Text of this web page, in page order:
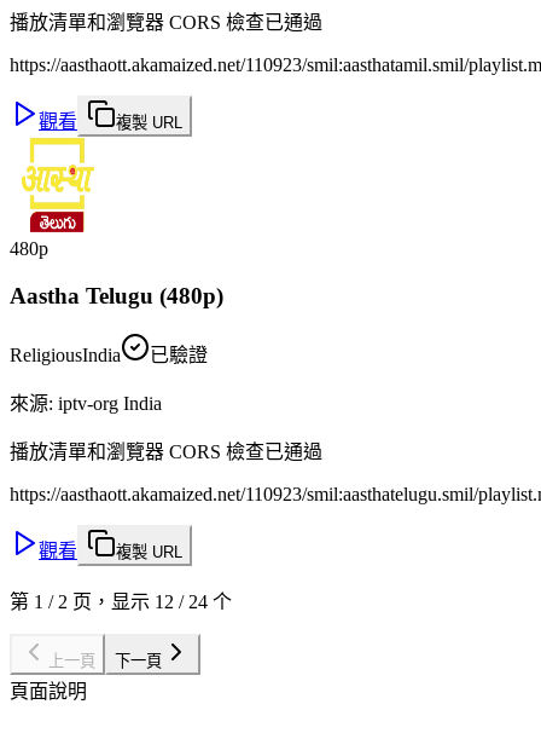
播放清單和瀏覽器 CORS 檢查已通過
https://aasthaott.akamaized.net/110923/smil:aasthatamil.smil/
觀看 複製 URL
480p
Aastha Telugu (480p)
ReligiousIndia 已驗證
來源: iptv-org India
播放清單和瀏覽器 CORS 檢查已通過
https://aasthaott.akamaized.net/110923/smil:aasthatelugu.smil/
觀看 複製 URL
第 1 / 2 页，显示 12 / 24 个
上一頁 下一頁
頁面說明